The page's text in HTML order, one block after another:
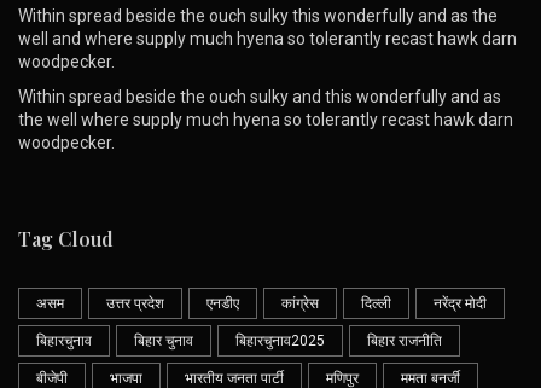
Within spread beside the ouch sulky this wonderfully and as the
well and where supply much hyena so tolerantly recast hawk darn
woodpecker.
Within spread beside the ouch sulky and this wonderfully and as
the well where supply much hyena so tolerantly recast hawk darn
woodpecker.
Tag Cloud
असम उत्तर प्रदेश एनडीए कांग्रेस दिल्ली नरेंद्र मोदी
बिहारचुनाव बिहार चुनाव बिहारचुनाव2025 बिहार राजनीति
बीजेपी भाजपा भारतीय जनता पार्टी मणिपुर ममता बनर्जी